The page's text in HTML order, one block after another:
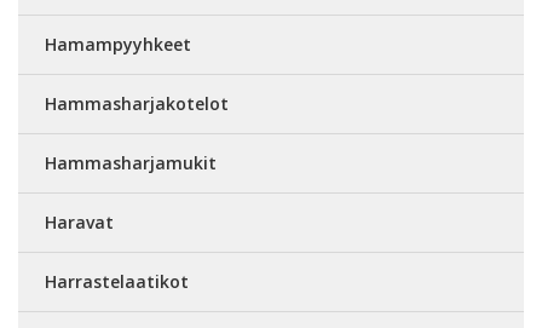
Hamampyyhkeet
Hammasharjakotelot
Hammasharjamukit
Haravat
Harrastelaatikot